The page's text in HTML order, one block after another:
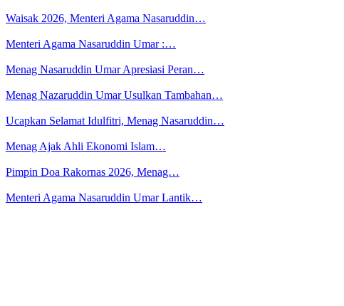
Waisak 2026, Menteri Agama Nasaruddin…
Menteri Agama Nasaruddin Umar :…
Menag Nasaruddin Umar Apresiasi Peran…
Menag Nazaruddin Umar Usulkan Tambahan…
Ucapkan Selamat Idulfitri, Menag Nasaruddin…
Menag Ajak Ahli Ekonomi Islam…
Pimpin Doa Rakornas 2026, Menag…
Menteri Agama Nasaruddin Umar Lantik…